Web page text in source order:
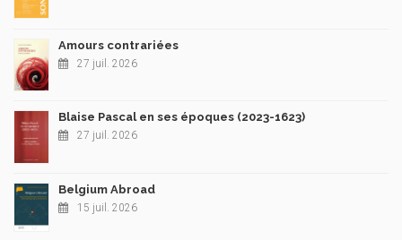
Amours contrariées
27 juil. 2026
Blaise Pascal en ses époques (2023-1623)
27 juil. 2026
Belgium Abroad
15 juil. 2026